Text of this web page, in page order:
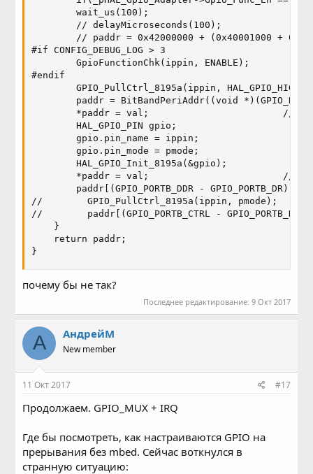
        wait_us(100);
        // delayMicroseconds(100);
// paddr = 0x42000000 + (0x40001000 +
#if CONFIG_DEBUG_LOG > 3
        GpioFunctionChk(ippin, ENABLE);
#endif
GPIO_PullCtrl_8195a(ippin,
paddr = BitBandPeriAddr((void
*paddr = val;                        //
        HAL_GPIO_PIN gpio;
        gpio.pin_name = ippin;
        gpio.pin_mode = pmode;
        HAL_GPIO_Init_8195a(&gpio);
*paddr = val;                        //
paddr[(GPIO_PORTB_DDR - GPIO_PORTB_DR) *
//        GPIO_PullCtrl_8195a(ippin, pmode);
//        paddr[(GPIO_PORTB_CTRL -
    }
    return paddr;
}
почему бы не так?
Последнее редактирование: 9 Окт 2017
А АндрейМ
New member
11 Окт 2017 #17
Продолжаем. GPIO_MUX + IRQ
Где бы посмотреть, как настраиваются GPIO на
прерывания без mbed. Сейчас воткнулся в
странную ситуацию: